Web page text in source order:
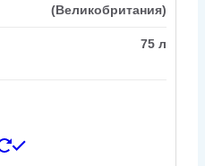
(Великобритания)
75 л